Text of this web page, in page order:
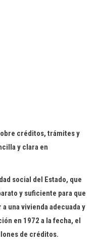
créditos, trámites y
y clara en
social del Estado, que
y suficiente para que
una vivienda adecuada y
en 1972 a la fecha, el
de créditos.